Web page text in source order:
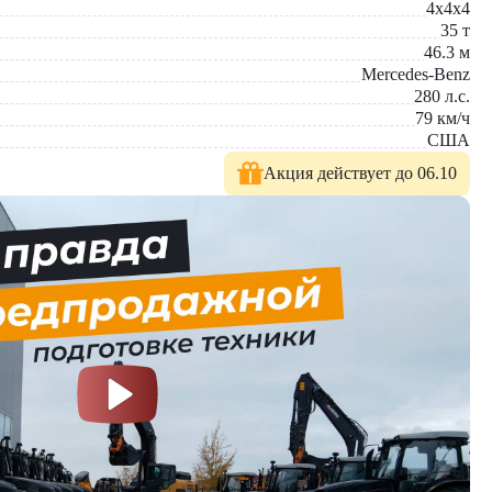
эффективность работы и обеспечивает безопасность
с задачами любой сложности.
техники. На нашем сайте представлен широкий выбор
4x4x4
35 т
46.3 м
Mercedes-Benz
280 л.с.
79 км/ч
США
Акция действует до 06.10